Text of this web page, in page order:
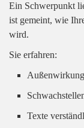
Ein Schwerpunkt
ist gemeint, wie
wird.
Sie erfahren:
Texte